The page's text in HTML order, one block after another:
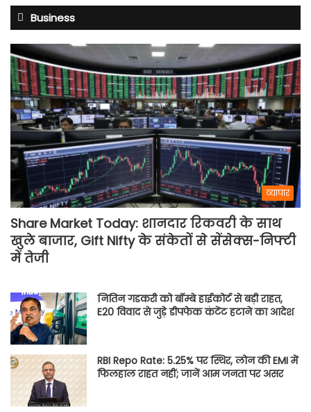
Business
व्यापार
Share Market Today: शानदार रिकवरी के साथ
खुले बाजार, Gift Nifty के संकेतों से सेंसेक्स-निफ्टी
में तेजी
नितिन गडकरी को बॉम्बे हाईकोर्ट से बड़ी राहत,
E20 विवाद से जुड़े डीपफेक कंटेंट हटाने का आदेश
RBI Repo Rate: 5.25% पर स्थिर, लोन की EMI में
फिलहाल राहत नहीं; जानें आम जनता पर असर